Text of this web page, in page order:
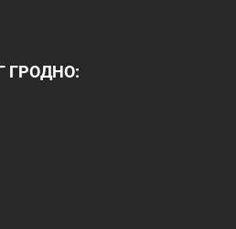
ГРОДНО: